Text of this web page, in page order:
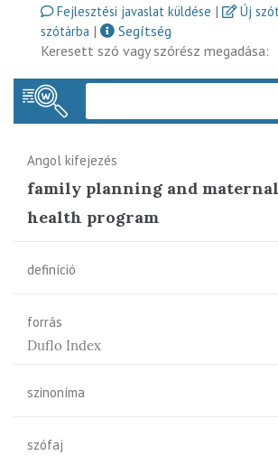
Fejlesztési javaslat küldése |
Új
szótárba |
Segítség
Keresett szó vagy szórész megadása:
Angol kifejezés
family planning and
health program
definíció
forrás
Duflo Index
szinoníma
szófaj